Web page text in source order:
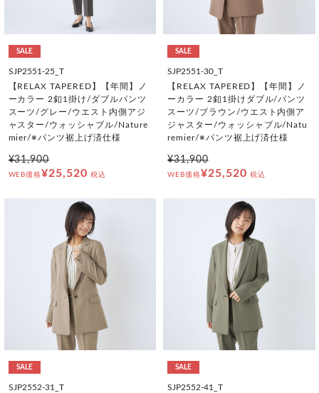
SALE
SJP2551-25_T
【RELAX TAPERED】【年間】ノ
ーカラー 2釦1掛け/ダブルパンツ
スーツ/グレー/ウエスト内側アジ
ャスター/ウォッシャブル/Nature
mier/※パンツ裾上げ済仕様
¥31,900
WEB価格¥25,520 税込
SALE
SJP2551-30_T
【RELAX TAPERED】【年間】ノ
ーカラー 2釦1掛けダブル/パンツ
スーツ/ブラウン/ウエスト内側ア
ジャスター/ウォッシャブル/Natu
remier/※パンツ裾上げ済仕様
¥31,900
WEB価格¥25,520 税込
SALE
SJP2552-31_T
SALE
SJP2552-41_T